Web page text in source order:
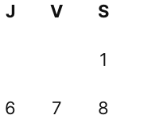
J V S
1
6 7 8